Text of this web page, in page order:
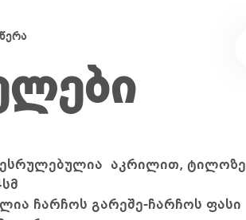
აკრილით, ტილოზე
სმ
ჩარჩოს გარეშე-ჩარჩოს ფასი